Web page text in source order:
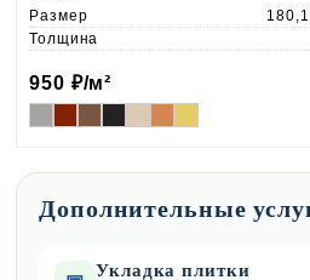
Размер
Толщина
950 ₽/м²
Дополнительные
Укладка плитки